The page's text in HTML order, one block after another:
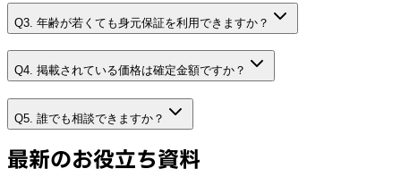
Q3. 年齢が若くても身元保証を利用できますか？
Q4. 掲載されている価格は確定金額ですか？
Q5. 誰でも相談できますか？
最新のお役立ち資料